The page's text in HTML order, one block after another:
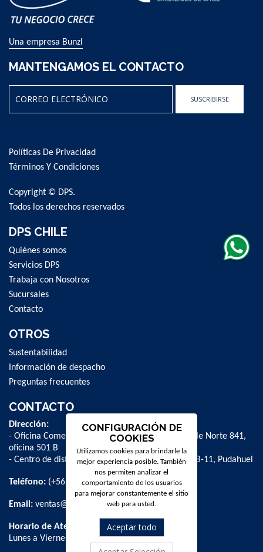
Una empresa Bunzl
MANTENGAMOS EL CONTACTO
Our
Newsletter:
SUSCRIBIRSE
Políticas De Privacidad
Términos Y Condiciones
Copyright © DPS.
Todos los derechos reservados
DPS CHILE
Quiénes somos
Servicios DPS
Trabaja con Nosotros
Sucursales
Contacto
OTROS
Sustentabilidad
Información de despacho
Preguntas frecuentes
CONTACTO
Dirección:
- Oficina Comercial y administrativa: Avenida Valle Norte 841,
oficina 501 B
- Centro de distribución: La Farfana 500, bodega B-11, Pudahuel
Teléfono: (+56 2) 2 584 8900
Email: ventas@dpschile.cl
Horario de Atención:
Lunes a Viernes / 09:00 a 16:00 hrs
CONFIGURACIÓN DE
COOKIES
Utilizamos cookies para brindarle la
mejor experiencia posible. También
nos permiten analizar el
comportamiento de los usuarios
para mejorar constantemente el sitio
web para usted.
Aceptar todo